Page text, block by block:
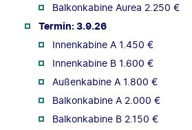
Balkonkabine Aurea 2.250 €
Termin: 3.9.26
Innenkabine A 1.450 €
Innenkabine B 1.600 €
Außenkabine A 1.800 €
Balkonkabine A 2.000 €
Balkonkabine B 2.150 €